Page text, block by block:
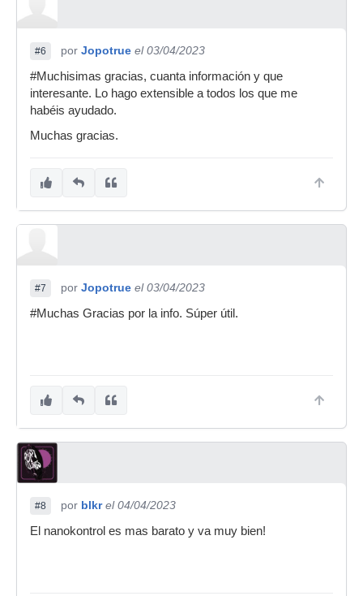
#6 por Jopotrue el 03/04/2023
#Muchisimas gracias, cuanta información y que
interesante. Lo hago extensible a todos los que me
habéis ayudado.
Muchas gracias.
#7 por Jopotrue el 03/04/2023
#Muchas Gracias por la info. Súper útil.
#8 por blkr el 04/04/2023
El nanokontrol es mas barato y va muy bien!